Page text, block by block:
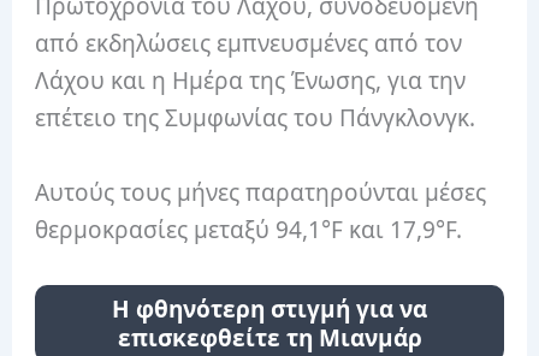
Πρωτοχρονιά του Λάχου, συνοδευόμενη
από εκδηλώσεις εμπνευσμένες από τον
Λάχου και η Ημέρα της Ένωσης, για την
επέτειο της Συμφωνίας του Πάνγκλονγκ.
Αυτούς τους μήνες παρατηρούνται μέσες
θερμοκρασίες μεταξύ 94,1°F και 17,9°F.
Η φθηνότερη στιγμή για να
επισκεφθείτε τη Μιανμάρ